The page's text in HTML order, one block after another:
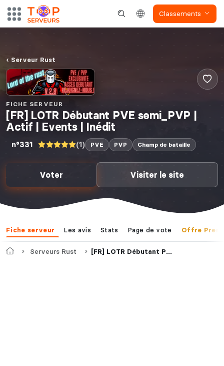
Classements
Serveur Rust
FICHE SERVEUR
[FR] LOTR Débutant PVE semi_PVP |
Actif | Events | Inédit
n°331 (1) PVE PVP Champ de bataille
Voter Visiter le site
Fiche serveur Les avis Stats Page de vote Offre
AccueilServeurs Rust [FR] LOTR Débutant PVE semi_PVP | Actif | Events | Inédit